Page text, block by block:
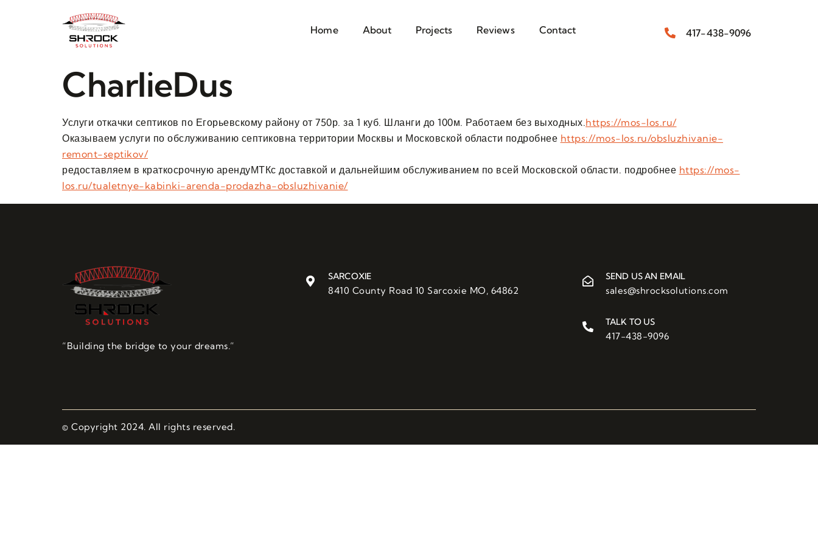
Home About Projects Reviews Contact 417-438-9096
CharlieDus
Услуги откачки септиков по Егорьевскому району от 750р. за 1 куб. Шланги до 100м. Работаем без выходных.https://mos-los.ru/
Оказываем услуги по обслуживанию септиковна территории Москвы и Московской области подробнее https://mos-los.ru/obsluzhivanie-
remont-septikov/
редоставляем в краткосрочную арендуМТКс доставкой и дальнейшим обслуживанием по всей Московской области. подробнее https://mos-
los.ru/tualetnye-kabinki-arenda-prodazha-obsluzhivanie/
“Building the bridge to your dreams.”
SARCOXIE
8410 County Road 10 Sarcoxie MO, 64862
SEND US AN EMAIL
sales@shrocksolutions.com
TALK TO US
417-438-9096
© Copyright 2024. All rights reserved.